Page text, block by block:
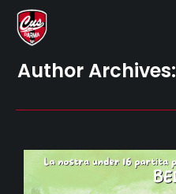
Author Archives: